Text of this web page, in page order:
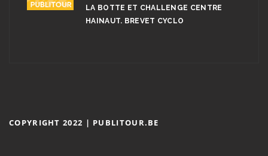
LA BOTTE ET CHALLENGE CENTRE
HAINAUT. BREVET CYCLO
COPYRIGHT 2022 | PUBLITOUR.BE